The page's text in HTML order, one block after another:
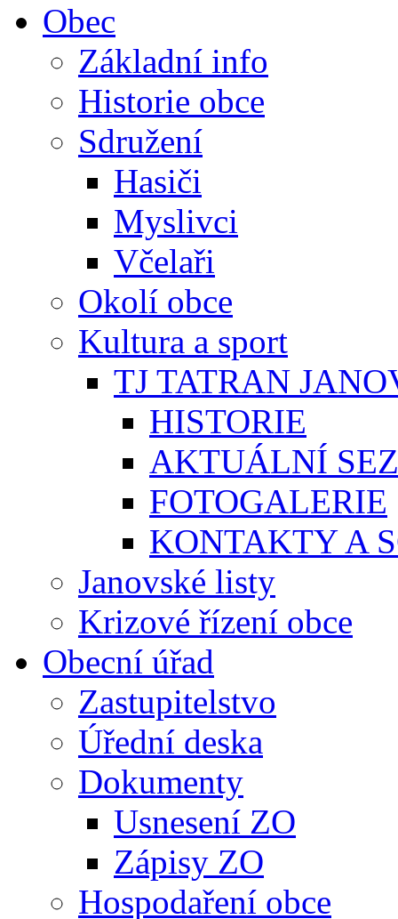
Obec
Základní info
Historie obce
Sdružení
Hasiči
Myslivci
Včelaři
Okolí obce
Kultura a sport
TJ TATRAN
HISTORIE
AKTUÁLNÍ
FOTOGALERIE
KONTAKTY A
Janovské listy
Krizové řízení obce
Obecní úřad
Zastupitelstvo
Úřední deska
Dokumenty
Usnesení ZO
Zápisy ZO
Hospodaření obce